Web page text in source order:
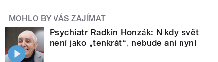
MOHLO BY VÁS ZAJÍMAT
Psychiatr Radkin Honzák: Nikdy svět
není jako „tenkrát“, nebude ani nyní